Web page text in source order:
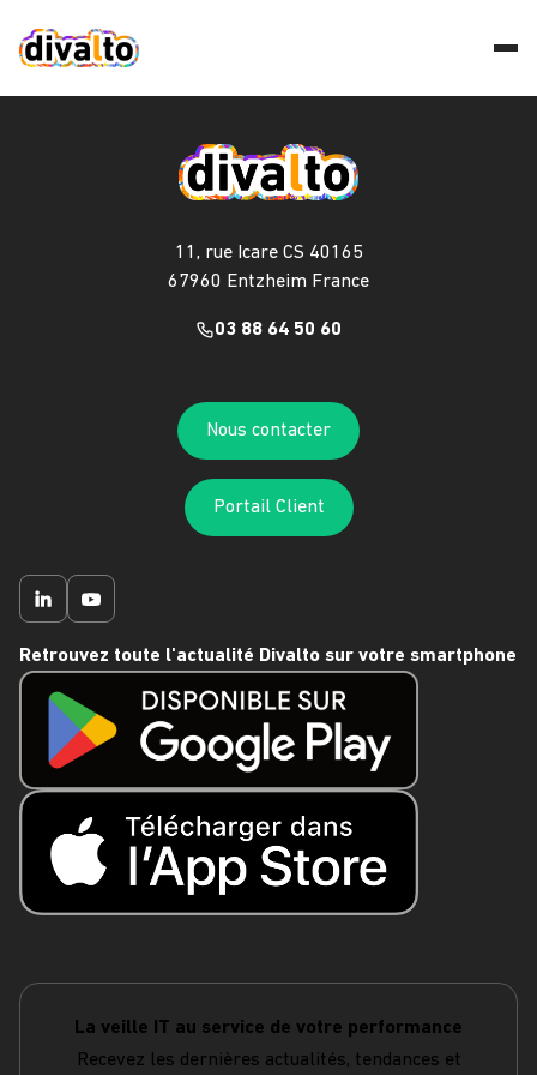
11, rue Icare CS 40165
67960 Entzheim France
03 88 64 50 60
Nous contacter
Portail Client
Retrouvez toute l'actualité Divalto sur votre smartphone
La veille IT au service de votre performance
Recevez les dernières actualités, tendances et